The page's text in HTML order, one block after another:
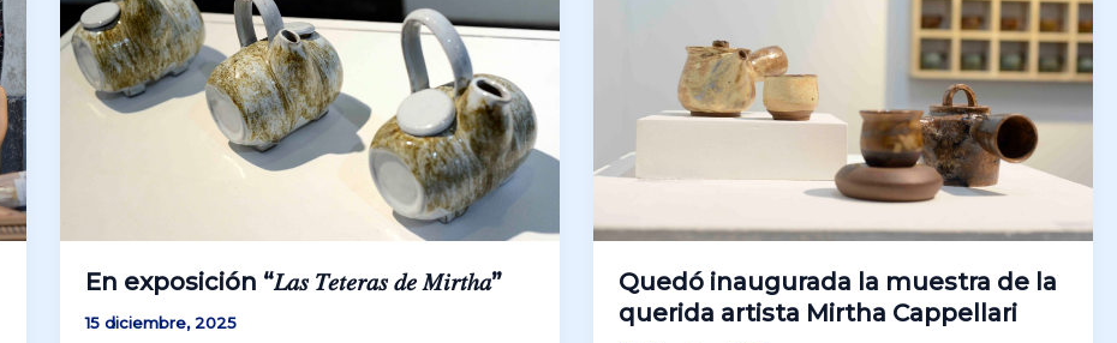
En exposición “𝐿𝑎𝑠 𝑇𝑒𝑡𝑒𝑟𝑎𝑠 𝑑𝑒 𝑀𝑖𝑟𝑡ℎ𝑎”
15 diciembre, 2025
Quedó inaugurada la muestra de la
querida artista Mirtha Cappellari